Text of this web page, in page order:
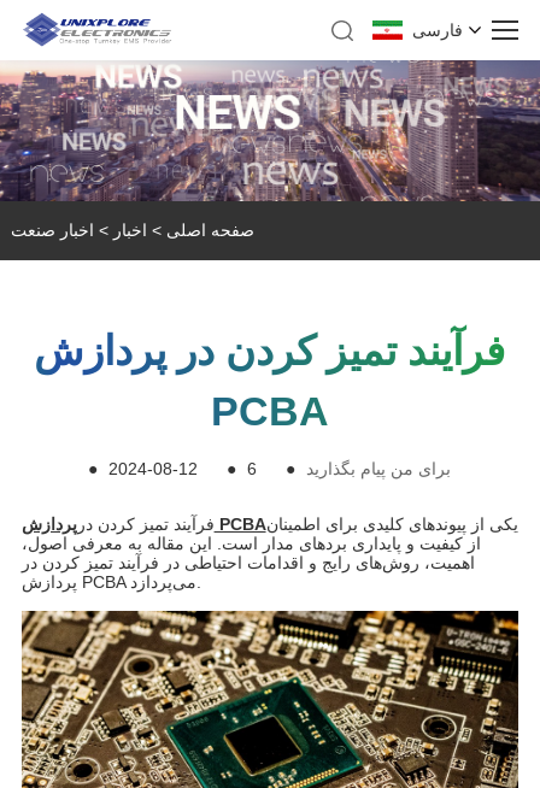
فارسی
صفحه اصلی > اخبار > اخبار صنعت
فرآیند تمیز کردن در پردازش
PCBA
● 2024-08-12 ● 6 ● برای من پیام بگذارید
فرآیند تمیز کردن در پردازش PCBAیکی از پیوندهای کلیدی برای اطمینان
از کیفیت و پایداری بردهای مدار است. این مقاله به معرفی اصول،
اهمیت، روش‌های رایج و اقدامات احتیاطی در فرآیند تمیز کردن در